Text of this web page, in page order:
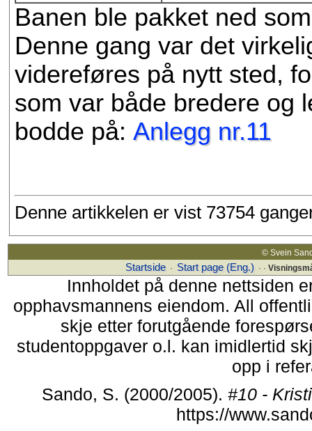
Banen ble pakket ned
Denne gang var det
videreføres på nytt sted,
som var både bredere og
bodde på: Anlegg nr.11
Denne artikkelen er vist 73754
© Svein
Startside · Start page (Eng.) · ·
Innholdet på denne nettsiden
opphavsmannens eiendom. All
skje etter forutgående
studentoppgaver o.l. kan imidlertid
opp i
Sando, S. (2000/2005). #10 -
https://